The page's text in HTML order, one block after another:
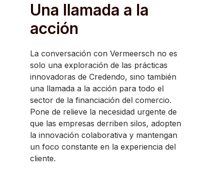
Una llamada a la
acción
La conversación con Vermeersch no es
solo una exploración de las prácticas
innovadoras de Credendo, sino también
una llamada a la acción para todo el
sector de la financiación del comercio.
Pone de relieve la necesidad urgente de
que las empresas derriben silos, adopten
la innovación colaborativa y mantengan
un foco constante en la experiencia del
cliente.